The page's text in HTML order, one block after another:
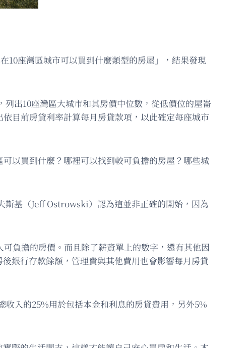
10座灣區城市可以買到什麼類型的房屋」，結果發現
出10座灣區大城市和其房價中位數，從低價位的屋崙
目前房貸利率計算每月房貸款項，以此確定每座城市
以買到什麼？哪裡可以找到較可負擔的房屋？哪些城
斯基（Jeff Ostrowski）認為這並非正確的開始，因為
負擔的房價。而且除了薪資單上的數字，還有其他因
銀行存款餘額，管理費與其他費用也會影響每月房貸
入的25%用於包括本金和利息的房貸費用，另外5%